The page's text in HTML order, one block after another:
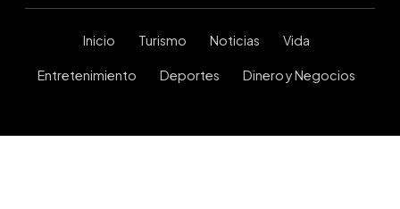
Inicio Turismo Noticias Vida
Entretenimiento Deportes Dinero y Negocios